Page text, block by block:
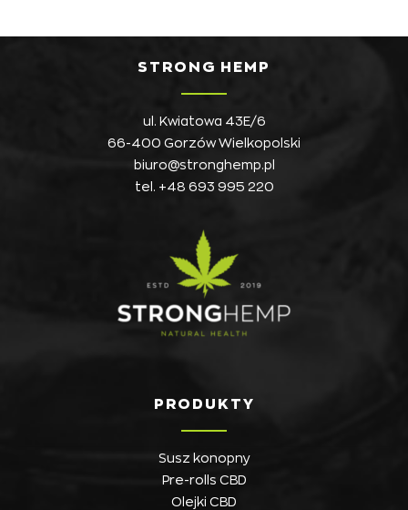
STRONG HEMP
ul. Kwiatowa 43E/6
66-400 Gorzów Wielkopolski
biuro@stronghemp.pl
tel. +48 693 995 220
PRODUKTY
Susz konopny
Pre-rolls CBD
Olejki CBD